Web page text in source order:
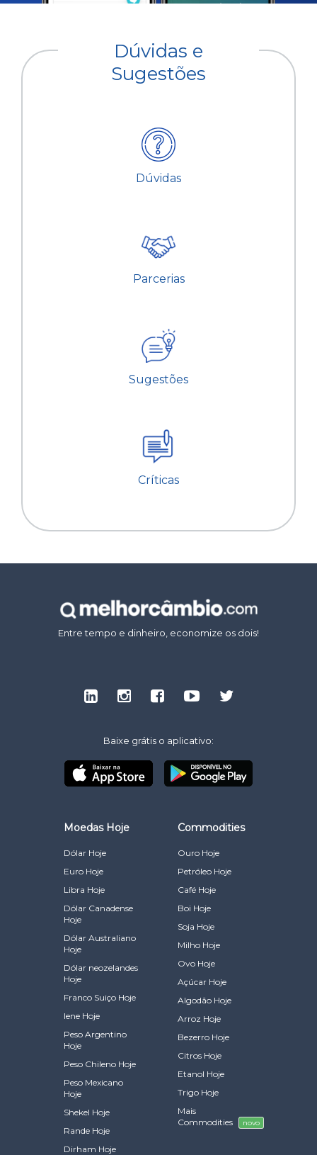
Dúvidas e
Sugestões
Dúvidas
Parcerias
Sugestões
Críticas
Entre tempo e dinheiro, economize os dois!
Baixe grátis o aplicativo:
Moedas Hoje
Dólar Hoje
Euro Hoje
Libra Hoje
Dólar Canadense
Hoje
Dólar Australiano
Hoje
Dólar neozelandes
Hoje
Franco Suiço Hoje
Iene Hoje
Peso Argentino
Hoje
Peso Chileno Hoje
Peso Mexicano
Hoje
Shekel Hoje
Rande Hoje
Dirham Hoje
Commodities
Ouro Hoje
Petróleo Hoje
Café Hoje
Boi Hoje
Soja Hoje
Milho Hoje
Ovo Hoje
Açúcar Hoje
Algodão Hoje
Arroz Hoje
Bezerro Hoje
Citros Hoje
Etanol Hoje
Trigo Hoje
Mais
Commodities
novo